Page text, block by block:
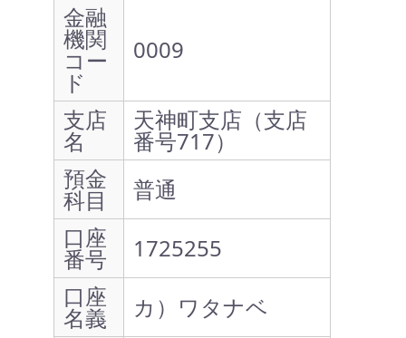
金融
機関
コー
ド
0009
支店
名
天神町支店（支店
番号717）
預金
科目
普通
口座
番号
1725255
口座
名義
カ）ワタナベ